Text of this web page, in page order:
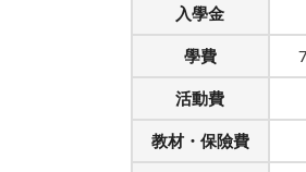
入學金
學費
活動費
教材・保險費